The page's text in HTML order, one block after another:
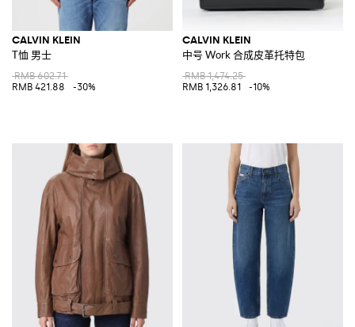
CALVIN KLEIN
T恤 男士
RMB 602.71
RMB 421.88
-30%
CALVIN KLEIN
中号 Work 合成皮革托特包
RMB 1,474.25
RMB 1,326.81
-10%